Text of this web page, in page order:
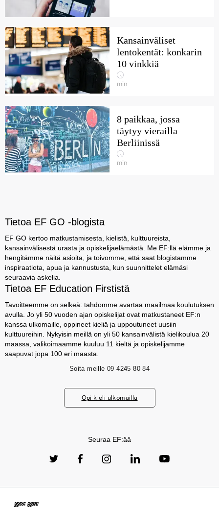
Kansainväliset
lentokentät: konkarin
10 vinkkiä
min
8 paikkaa, jossa
täytyy vierailla
Berliinissä
min
Tietoa EF GO -blogista
EF GO kertoo matkustamisesta, kielistä, kulttuureista,
kansainvälisestä urasta ja opiskelijaelämästä. Me EF:llä elämme ja
hengitämme näitä asioita, ja toivomme, että saat blogistamme
inspiraatiota, apua ja kannustusta, kun suunnittelet elämäsi
seuraavia askelia.
Tietoa EF Education Firstistä
Tavoitteemme on selkeä: tahdomme avartaa maailmaa koulutuksen
avulla. Jo yli 50 vuoden ajan opiskelijat ovat matkustaneet EF:n
kanssa ulkomaille, oppineet kieliä ja uppoutuneet uusiin
kulttuureihin. Nykyisin meillä on yli 50 kansainvälistä kielikoulua 20
maassa, valikoimaamme kuuluu 11 kieltä ja opiskelijamme
saapuvat jopa 100 eri maasta.
Soita meille 09 4245 80 84
Opi kieli ulkomailla
Seuraa EF:ää